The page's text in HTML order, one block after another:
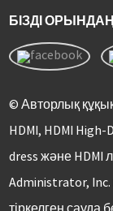
БІЗДІ
© Авторлық
HDMI, HDMI
dress және HDMI
Administrator,
тіркелген сауда